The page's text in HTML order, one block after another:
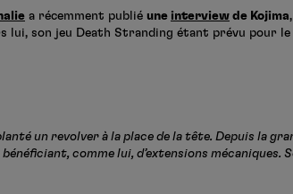
a récemment publié une interview de Kojima
lui, son jeu Death Stranding étant prévu pour le
un revolver à la place de la tête. Depuis la
comme lui, d’extensions mécaniques.